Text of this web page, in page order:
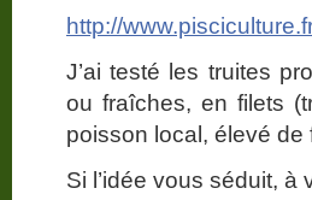
http://
J’ai testé les truites
ou fraîches, en filets
poisson local, élevé de
Si l’idée vous séduit,